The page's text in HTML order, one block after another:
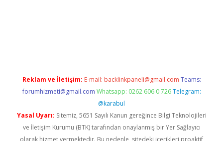
Reklam ve İletişim: E-mail: backlinkpaneli@gmail.com Teams:
forumhizmeti@gmail.com Whatsapp: 0262 606 0 726 Telegram:
@karabul
Yasal Uyarı: Sitemiz, 5651 Sayılı Kanun gereğince Bilgi Teknolojileri
ve İletişim Kurumu (BTK) tarafından onaylanmış bir Yer Sağlayıcı
olarak hizmet vermektedir. Bu nedenle, sitedeki içerikleri proaktif